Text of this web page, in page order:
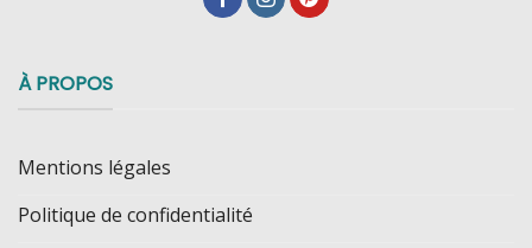
À PROPOS
Mentions légales
Politique de confidentialité